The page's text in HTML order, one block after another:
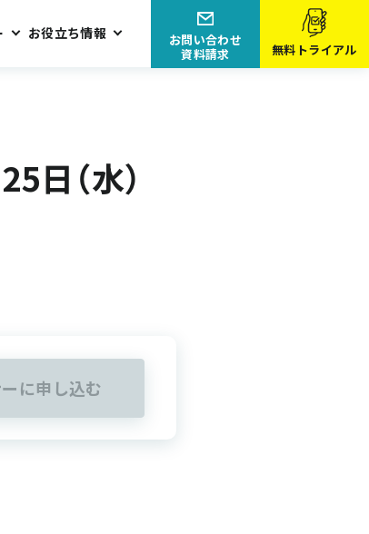
お役立ち情報
無料トライアル
お問い合わせ
資料請求
（水）
に申し込む